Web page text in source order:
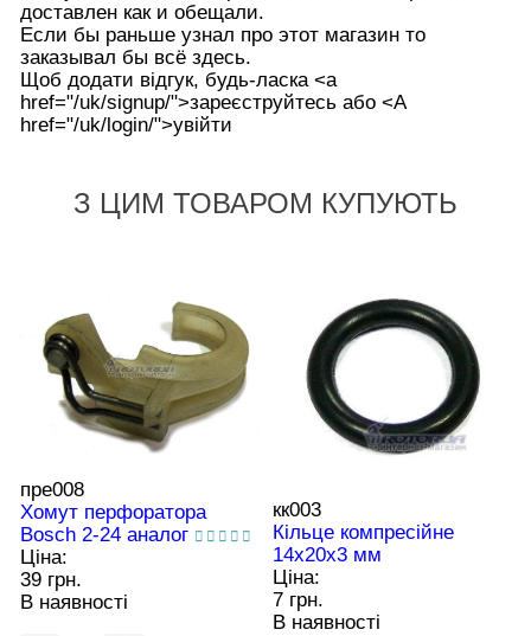
доставлен как и обещали.
Если бы раньше узнал про этот магазин то
заказывал бы всё здесь.
Щоб додати відгук, будь-ласка <а
href="/uk/signup/">зареєструйтесь або <А
href="/uk/login/">увійти
З ЦИМ ТОВАРОМ КУПУЮТЬ
пре008
Хомут перфоратора
Bosch 2-24 аналог
Ціна:
39 грн.
В наявності
кк003
Кільце компресійне
14х20х3 мм
Ціна:
7 грн.
В наявності